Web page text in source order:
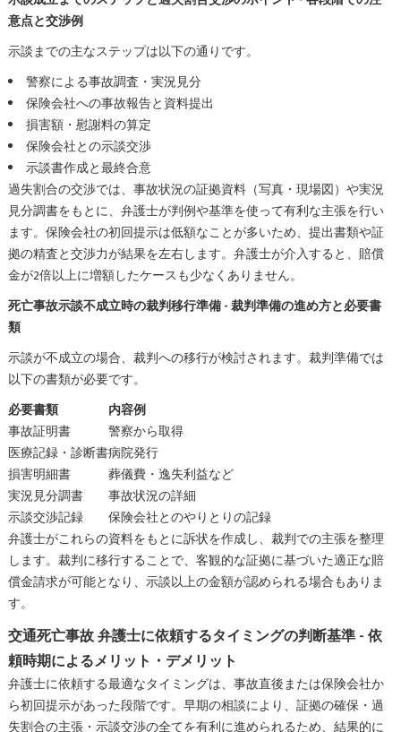
意点と交渉例
示談までの主なステップは以下の通りです。
警察による事故調査・実況見分
保険会社への事故報告と資料提出
損害額・慰謝料の算定
保険会社との示談交渉
示談書作成と最終合意
過失割合の交渉では、事故状況の証拠資料（写真・現場図）や実況
見分調書をもとに、弁護士が判例や基準を使って有利な主張を行い
ます。保険会社の初回提示は低額なことが多いため、提出書類や証
拠の精査と交渉力が結果を左右します。弁護士が介入すると、賠償
金が2倍以上に増額したケースも少なくありません。
死亡事故示談不成立時の裁判移行準備 - 裁判準備の進め方と必要書
類
示談が不成立の場合、裁判への移行が検討されます。裁判準備では
以下の書類が必要です。
必要書類
内容例
事故証明書
警察から取得
医療記録・診断書病院発行
損害明細書
葬儀費・逸失利益など
実況見分調書
事故状況の詳細
示談交渉記録
保険会社とのやりとりの記録
弁護士がこれらの資料をもとに訴状を作成し、裁判での主張を整理
します。裁判に移行することで、客観的な証拠に基づいた適正な賠
償金請求が可能となり、示談以上の金額が認められる場合もありま
す。
交通死亡事故 弁護士に依頼するタイミングの判断基準 - 依
頼時期によるメリット・デメリット
弁護士に依頼する最適なタイミングは、事故直後または保険会社か
ら初回提示があった段階です。早期の相談により、証拠の確保・過
失割合の主張・示談交渉の全てを有利に進められるため、結果的に